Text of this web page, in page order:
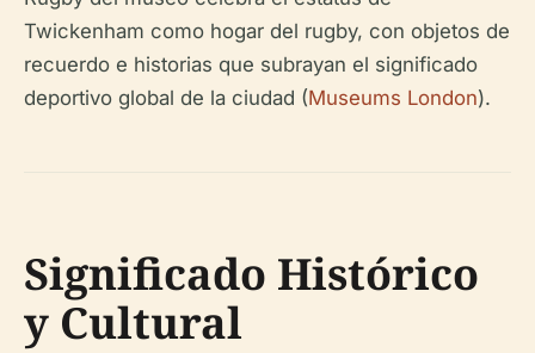
Twickenham como hogar del rugby, con objetos de
recuerdo e historias que subrayan el significado
deportivo global de la ciudad (Museums London).
Significado Histórico
y Cultural